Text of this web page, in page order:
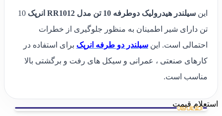
این سیلندر هیدرولیک دوطرفه 10 تن مدل RR1012 انرپک
10
تن دارای شیر اطمینان به منظور جلوگیری از خطرات
احتمالی است. این سیلندر دو طرفه انرپک برای استفاده در
کارهای صنعتی ، عمرانی و سیکل های رفت و برگشتی بالا
مناسب است.
استعلام قیمت